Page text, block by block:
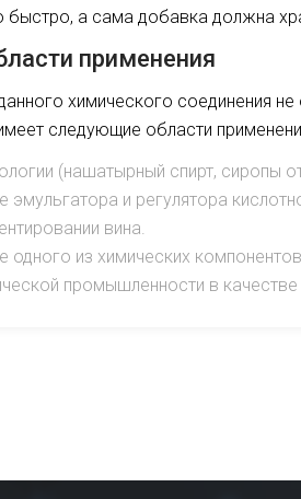
быстро, а сама добавка должна
применения
химического соединения
следующие области
(нашатырный спирт, сиропы
эмульгатора и регулятора
вина.
одного из химических
промышленности в качестве